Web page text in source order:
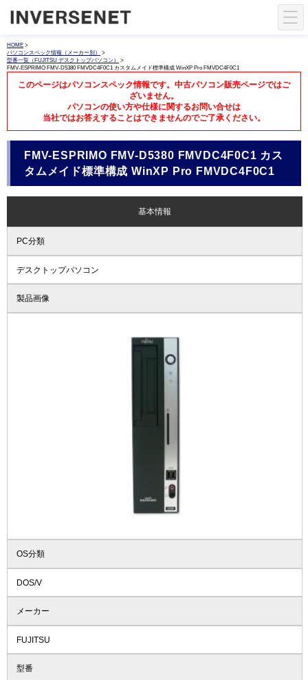
HOME >
パソコンスペック情報（メーカー別）
>
型番一覧（FUJITSU デスクトップパソコン）
>
FMV-ESPRIMO FMV-D5380 FMVDC4F0C1 カスタムメイド標準構成 WinXP Pro FMVDC4F0C1
このページはパソコンスペック情報です。中古パソコン販売ページではご
ざいません。
パソコンの使い方や仕様に関するお問い合せは
当社ではお答えすることはできませんのでご了承ください。
FMV-ESPRIMO FMV-D5380 FMVDC4F0C1 カス
タムメイド標準構成 WinXP Pro FMVDC4F0C1
基本情報
PC分類
デスクトップパソコン
製品画像
OS分類
DOS/V
メーカー
FUJITSU
型番